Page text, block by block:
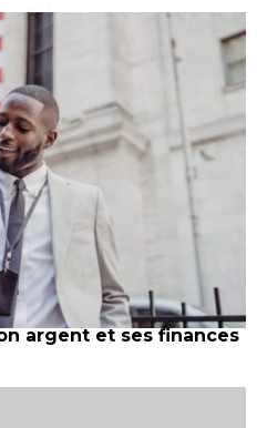
argent et ses finances